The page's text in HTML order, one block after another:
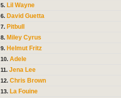
Lil Wayne
David Guetta
Pitbull
Miley Cyrus
Helmut Fritz
Adele
Jena Lee
Chris Brown
La Fouine